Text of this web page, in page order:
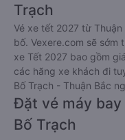
Trạch
Vé xe tết 2027 từ
bố. Vexere.com sẽ sớm
xe Tết 2027 bao gồm
các hãng xe khách đi
Bố Trạch - Thuận Bắc
Đặt vé máy
Bố Trạch